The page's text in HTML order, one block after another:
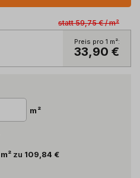
statt59,75 €/m²
Preis pro 1 m²:
33,90 €
m²
m² zu 109,84 €